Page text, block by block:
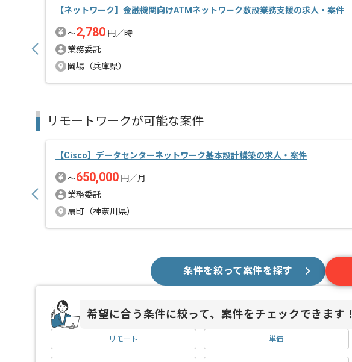
【ネットワーク】金融機関向けATMネットワーク敷設業務支援の求人・案件
〜2,780 円／時
業務委託
岡場（兵庫県）
リモートワークが可能な案件
【Cisco】データセンターネットワーク基本設計構築の求人・案件
〜650,000 円／月
業務委託
扇町（神奈川県）
条件を絞って案件を探す
希望に合う条件に絞って、案件をチェックできます！
リモート 単価